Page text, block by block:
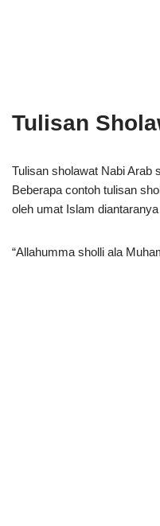
Tulisan
Tulisan sholawat Nabi Arab
Beberapa contoh tulisan
oleh umat Islam
“Allahumma sholli ala